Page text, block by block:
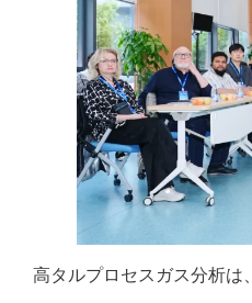
高タルプロセスガス分析は